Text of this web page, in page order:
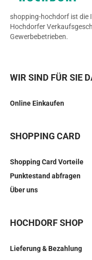
shopping-hochdorf ist die
Hochdorfer
Gewerbebetrieben.
WIR SIND FÜR SIE
Online Einkaufen
SHOPPING CARD
Shopping Card Vorteile
Punktestand abfragen
Über uns
HOCHDORF SHOP
Lieferung & Bezahlung